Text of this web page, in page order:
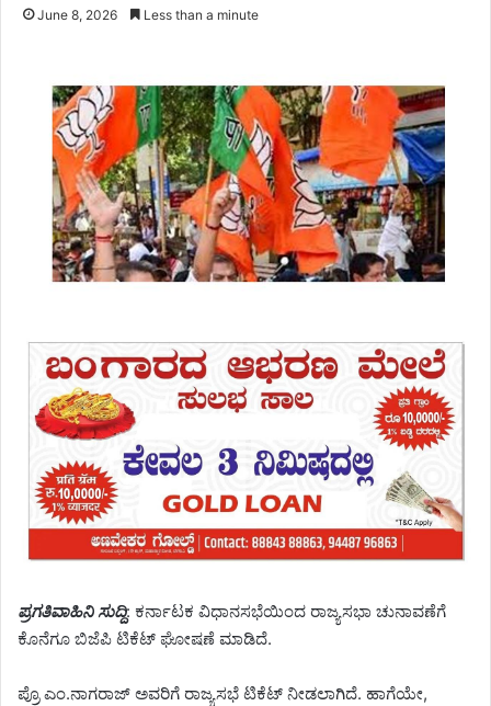
June 8, 2026 Less than a minute
ಪ್ರಗತಿವಾಹಿನಿ ಸುದ್ದಿ: ಕರ್ನಾಟಕ ವಿಧಾನಸಭೆಯಿಂದ ರಾಜ್ಯಸಭಾ ಚುನಾವಣೆಗೆ
ಕೊನೆಗೂ ಬಿಜೆಪಿ ಟಿಕೆಟ್​ ಘೋಷಣೆ ಮಾಡಿದೆ.
ಪ್ರೊ ಎಂ.ನಾಗರಾಜ್​ ಅವರಿಗೆ ರಾಜ್ಯಸಭೆ ಟಿಕೆಟ್​ ನೀಡಲಾಗಿದೆ. ಹಾಗೆಯೇ,